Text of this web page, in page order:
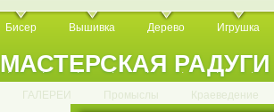
МАСТЕРСКАЯ РАДУГИ
Бисер Вышивка Дерево Игрушка
. . . . . . . .
ГАЛЕРЕИ Промыслы Краеведение